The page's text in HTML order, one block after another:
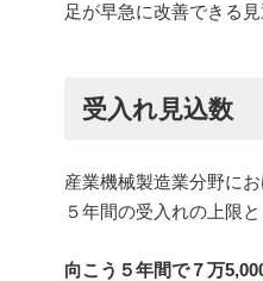
足が早急に改善できる
受入れ見込数
産業機械製造業分野に
５年間の受入れの上限
向こう５年間で７万